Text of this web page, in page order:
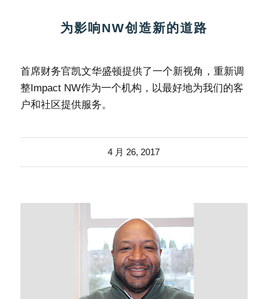
为影响NW创造新的道路
首席财务官凯文华盛顿提供了一个新视角，重新调
整Impact NW作为一个机构，以最好地为我们的客
户和社区提供服务。
4 月 26, 2017